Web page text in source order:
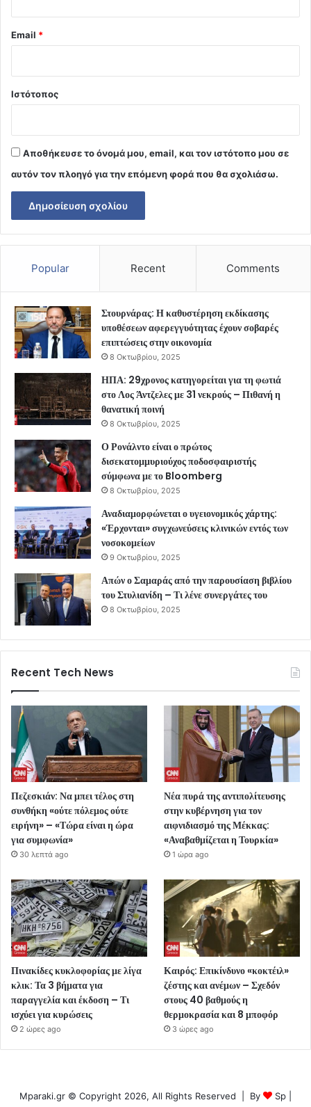
Email *
Ιστότοπος
Αποθήκευσε το όνομά μου, email, και τον ιστότοπο μου σε
αυτόν τον πλοηγό για την επόμενη φορά που θα σχολιάσω.
Popular Recent Comments
Στουρνάρας: Η καθυστέρηση εκδίκασης
υποθέσεων αφερεγγυότητας έχουν σοβαρές
επιπτώσεις στην οικονομία
8 Οκτωβρίου, 2025
ΗΠΑ: 29χρονος κατηγορείται για τη φωτιά
στο Λος Άντζελες με 31 νεκρούς – Πιθανή η
θανατική ποινή
8 Οκτωβρίου, 2025
Ο Ρονάλντο είναι ο πρώτος
δισεκατομμυριούχος ποδοσφαιριστής
σύμφωνα με το Bloomberg
8 Οκτωβρίου, 2025
Αναδιαμορφώνεται ο υγειονομικός χάρτης:
«Έρχονται» συγχωνεύσεις κλινικών εντός των
νοσοκομείων
9 Οκτωβρίου, 2025
Απών ο Σαμαράς από την παρουσίαση βιβλίου
του Στυλιανίδη – Τι λένε συνεργάτες του
8 Οκτωβρίου, 2025
Recent Tech News
Πεζεσκιάν: Να μπει τέλος στη
συνθήκη «ούτε πόλεμος ούτε
ειρήνη» – «Τώρα είναι η ώρα
για συμφωνία»
30 λεπτά ago
Νέα πυρά της αντιπολίτευσης
στην κυβέρνηση για τον
αιφνιδιασμό της Μέκκας:
«Αναβαθμίζεται η Τουρκία»
1 ώρα ago
Πινακίδες κυκλοφορίας με λίγα
κλικ: Τα 3 βήματα για
παραγγελία και έκδοση – Τι
ισχύει για κυρώσεις
2 ώρες ago
Καιρός: Επικίνδυνο «κοκτέιλ»
ζέστης και ανέμων – Σχεδόν
στους 40 βαθμούς η
θερμοκρασία και 8 μποφόρ
3 ώρες ago
Mparaki.gr © Copyright 2026, All Rights Reserved | By Sp